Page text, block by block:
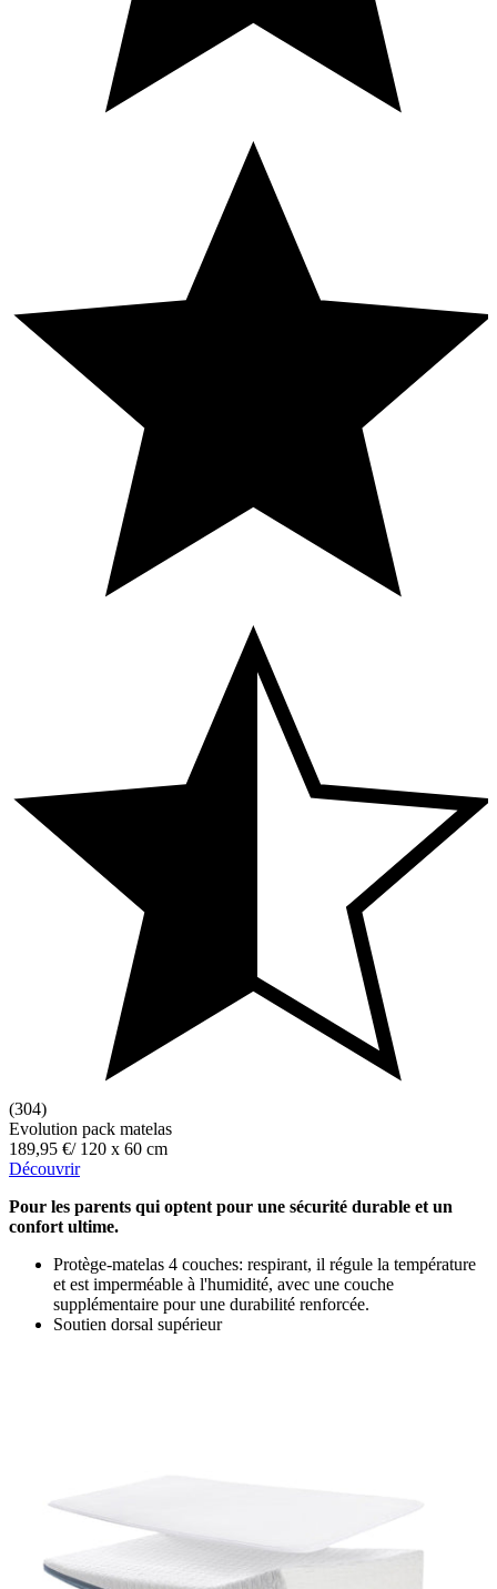
(304)
Evolution pack matelas
189,95 €/ 120 x 60 cm
Découvrir
Pour les parents qui optent pour une sécurité durable et un
confort ultime.
Protège-matelas 4 couches: respirant, il régule la température
et est imperméable à l'humidité, avec une couche
supplémentaire pour une durabilité renforcée.
Soutien dorsal supérieur